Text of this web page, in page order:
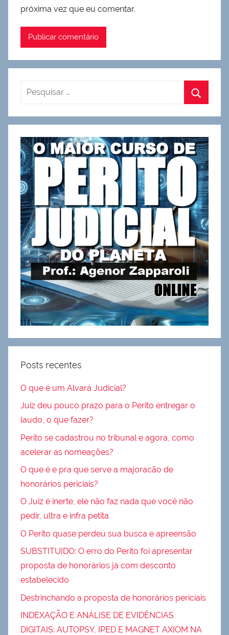
próxima vez que eu comentar.
Posts recentes
O que é um Alvará Judicial?
Juiz deu pouco prazo para o Perito entregar o
laudo, o que fazer?
Perito se cadastrou no tribunal e agora, como
acelerar as nomeações?
O que é e pra que serve a majoracão de
honorários periciais?
O Juiz é inerte, ele não faz nada que você não
pedir, ultra e infra petita
O Perito quase perdeu sua busca e apreensão
SUBSTITUIDO: O erro do Perito foi apresentar
proposta de honorários já com desconto
estabelecido
Destrinchando a proposta de honorários periciais
INDEXAÇÃO E ANÁLISE DE EVIDÊNCIAS
DIGITAIS: AUTOPSY, IPED E MAGNET AXIOM NA